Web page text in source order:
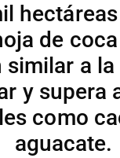
de
similar a la
y supera
como
aguacate.